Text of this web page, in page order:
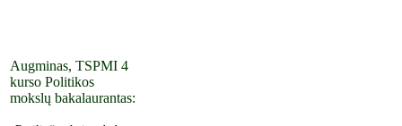
Augminas, TSPMI 4
kurso Politikos
mokslų bakalaurantas: